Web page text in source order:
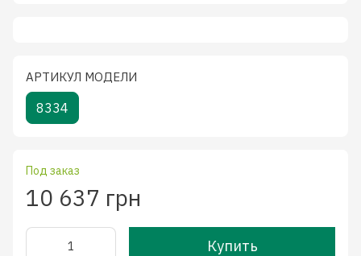
АРТИКУЛ МОДЕЛИ
8334
Под заказ
10 637 грн
Купить